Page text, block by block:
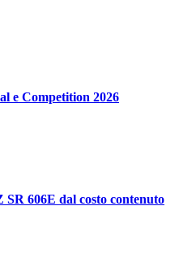
e Competition 2026
606E dal costo contenuto